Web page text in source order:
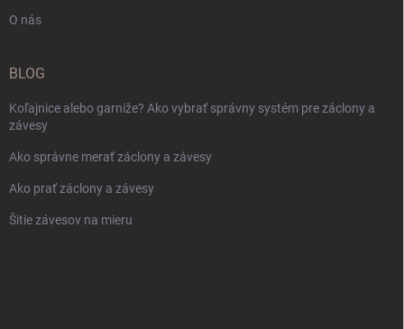
O nás
BLOG
Koľajnice alebo garniže? Ako vybrať správny systém pre záclony a
závesy
Ako správne merať záclony a závesy
Ako prať záclony a závesy
Šitie závesov na mieru